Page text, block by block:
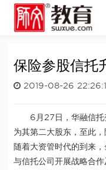
保险参股信托
2019-08-26
6月27日，华融信托
为其第二大股东，至此
随着大资管时代的到来
与信托公司开展战略合